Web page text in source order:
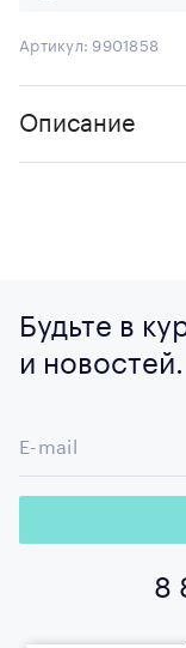
Артикул: 9901858
Описание
Будьте в
и новостей.
E-mail
8